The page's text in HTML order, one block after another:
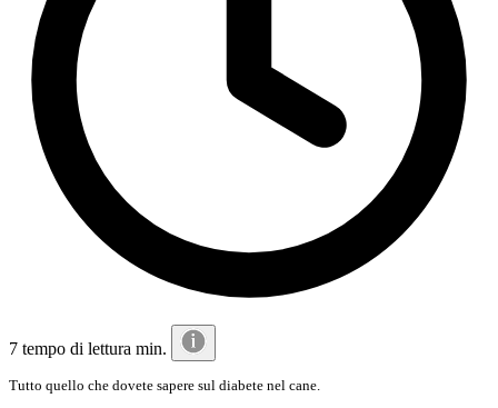
7 tempo di lettura min.
Tutto quello che dovete sapere sul diabete nel cane.